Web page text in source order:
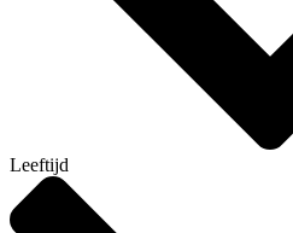
Leeftijd